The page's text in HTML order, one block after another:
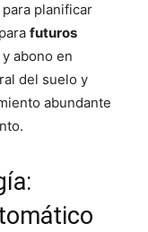
planificar
futuros
abono en
del suelo y
abundante